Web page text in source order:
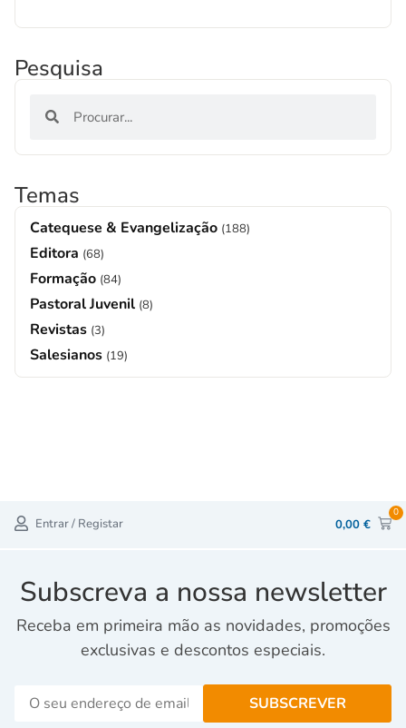
Pesquisa
Temas
Catequese & Evangelização (188)
Editora (68)
Formação (84)
Pastoral Juvenil (8)
Revistas (3)
Salesianos (19)
Entrar / Registar 0,00 €
0
Subscreva a nossa newsletter
Receba em primeira mão as novidades, promoções
exclusivas e descontos especiais.